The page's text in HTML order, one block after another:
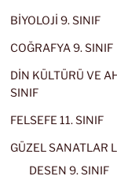
BİYOLOJİ 9. SINIF
COĞRAFYA 9. SINIF
DİN KÜLTÜRÜ VE
SINIF
FELSEFE 11. SINIF
GÜZEL SANATLAR
DESEN 9. SINIF